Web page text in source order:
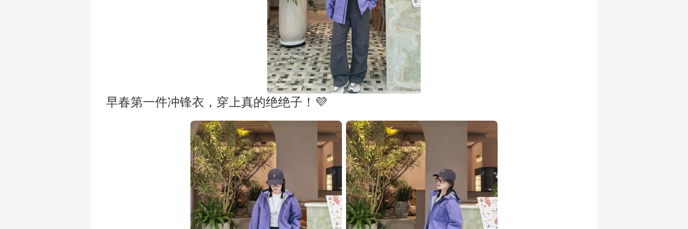
早春第一件冲锋衣，穿上真的绝绝子！💜